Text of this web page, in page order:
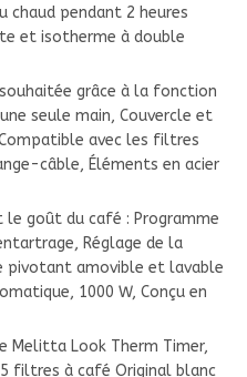
chaud pendant 2 heures
et isotherme à double
grâce à la fonction
seule main, Couvercle et
avec les filtres
câble, Éléments en acier
goût du café : Programme
Réglage de la
amovible et lavable
1000 W, Conçu en
Melitta Look Therm Timer,
filtres à café Original blanc